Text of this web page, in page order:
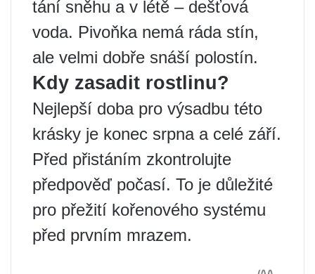
tání sněhu a v létě – dešťová
voda. Pivoňka nemá ráda stín,
ale velmi dobře snáší polostín.
Kdy zasadit rostlinu?
Nejlepší doba pro výsadbu této
krásky je konec srpna a celé září.
Před přistáním zkontrolujte
předpověď počasí. To je důležité
pro přežití kořenového systému
před prvním mrazem.